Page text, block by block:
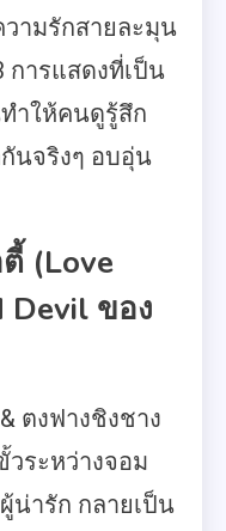
ามรักสายละมุน
การแสดงที่เป็น
ำให้คนดูรู้สึก
นจริงๆ อบอุ่น
(Love
Devil ของ
ตงฟางชิงชาง
วระหว่างจอม
น่ารัก กลายเป็น